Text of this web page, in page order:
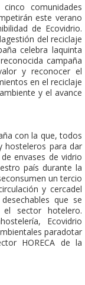
comunidades
este verano
de Ecovidrio.
del reciclaje
celebra laquinta
campaña
y reconocer el
en el reciclaje
y el avance
con la que, todos
hosteleros para dar
envases de vidrio
país durante la
un tercio
y cercadel
que se
sector hotelero.
Ecovidrio
paradotar
HORECA de la